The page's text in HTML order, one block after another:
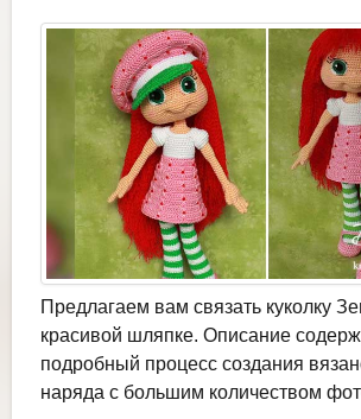
Предлагаем вам связать куколку
красивой шляпке. Описание
подробный процесс создания
наряда с большим количеством